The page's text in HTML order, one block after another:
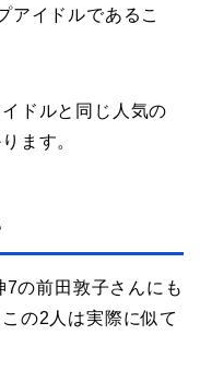
アイドルであるこ
ドルと同じ人気の
ます。
の前田敦子さんにも
の2人は実際に似て